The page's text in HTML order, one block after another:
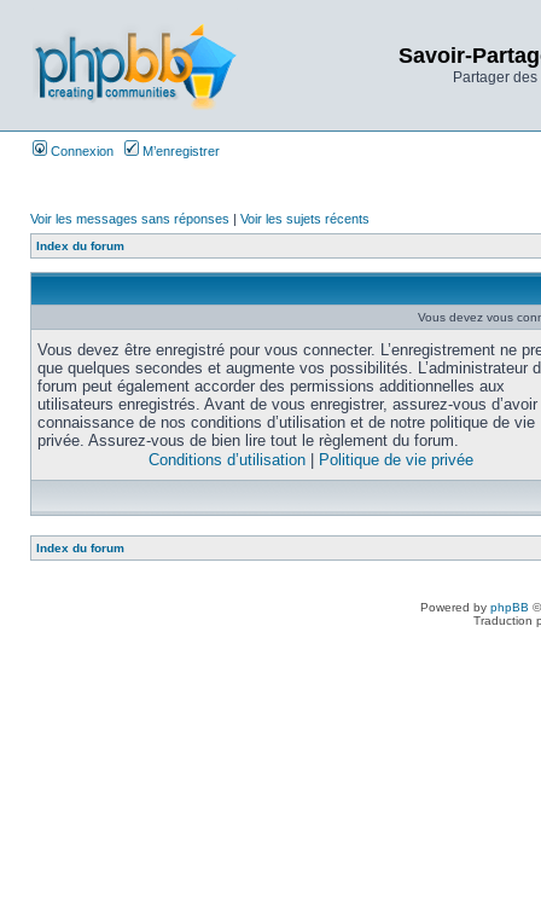
Savoir-
Partager
Connexion M’enregistrer
Voir les messages sans réponses | Voir les sujets récents
Index du forum
Vous devez vous
Vous devez être enregistré pour vous connecter. L’enregistrement ne
que quelques secondes et augmente vos possibilités. L’administrateur
forum peut également accorder des permissions additionnelles aux
utilisateurs enregistrés. Avant de vous enregistrer, assurez-vous
connaissance de nos conditions d’utilisation et de notre politique de vie
privée. Assurez-vous de bien lire tout le règlement du forum.
Conditions d’utilisation
Politique de vie privée
Index du forum
Powered by phpBB
Traduction